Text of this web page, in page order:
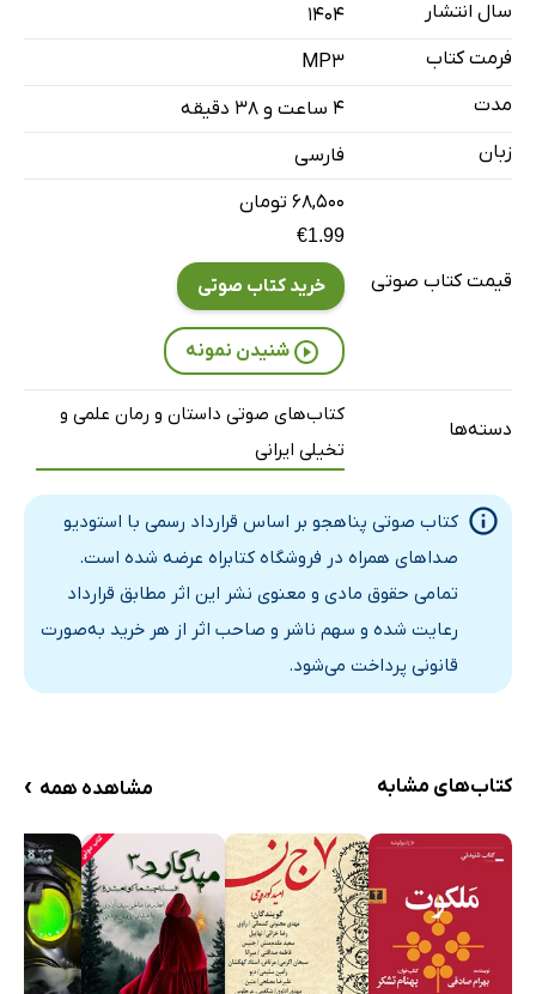
سال انتشار
۱۴۰۴
فرمت کتاب
MP3
مدت
۴ ساعت و ۳۸ دقیقه
زبان
فارسی
قیمت کتاب صوتی
۶۸,۵۰۰ تومان
€1.99
خرید کتاب صوتی
شنیدن نمونه
دسته‌ها
کتاب‌های صوتی داستان و رمان علمی و
تخیلی ایرانی
کتاب صوتی پناهجو بر اساس قرارداد رسمی با استودیو
صداهای همراه در فروشگاه کتابراه عرضه شده است.
تمامی حقوق مادی و معنوی نشر این اثر مطابق قرارداد
رعایت شده و سهم ناشر و صاحب اثر از هر خرید به‌صورت
قانونی پرداخت می‌شود.
کتاب‌های مشابه مشاهده همه ›